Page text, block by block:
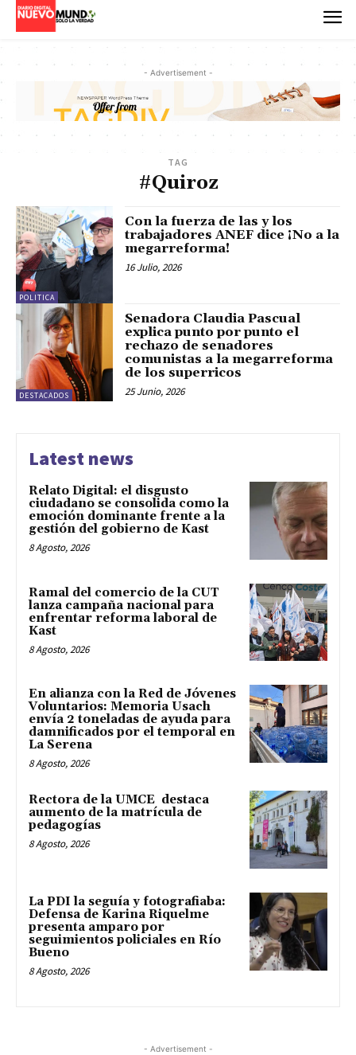
- Advertisement -
TAG
#Quiroz
POLITICA
Con la fuerza de las y los
trabajadores ANEF dice ¡No a la
megarreforma!
16 Julio, 2026
DESTACADOS
Senadora Claudia Pascual
explica punto por punto el
rechazo de senadores
comunistas a la megarreforma
de los superricos
25 Junio, 2026
Latest news
Relato Digital: el disgusto
ciudadano se consolida como la
emoción dominante frente a la
gestión del gobierno de Kast
8 Agosto, 2026
Ramal del comercio de la CUT
lanza campaña nacional para
enfrentar reforma laboral de
Kast
8 Agosto, 2026
En alianza con la Red de Jóvenes
Voluntarios: Memoria Usach
envía 2 toneladas de ayuda para
damnificados por el temporal en
La Serena
8 Agosto, 2026
Rectora de la UMCE destaca
aumento de la matrícula de
pedagogías
8 Agosto, 2026
La PDI la seguía y fotografiaba:
Defensa de Karina Riquelme
presenta amparo por
seguimientos policiales en Río
Bueno
8 Agosto, 2026
- Advertisement -